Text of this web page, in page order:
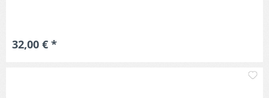
32,00 € *